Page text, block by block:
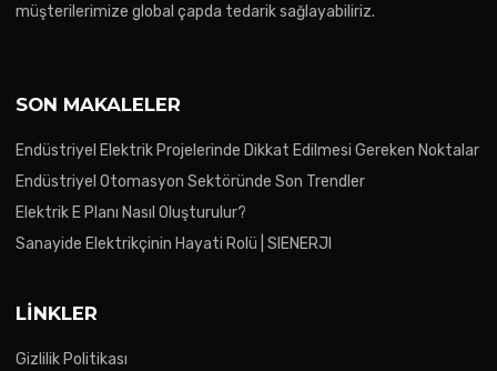
müşterilerimize global çapda tedarik sağlayabiliriz.
SON MAKALELER
Endüstriyel Elektrik Projelerinde Dikkat Edilmesi Gereken Noktalar
Endüstriyel Otomasyon Sektöründe Son Trendler
Elektrik E Planı Nasıl Oluşturulur?
Sanayide Elektrikçinin Hayati Rolü | SIENERJI
LINKLER
Gizlilik Politikası